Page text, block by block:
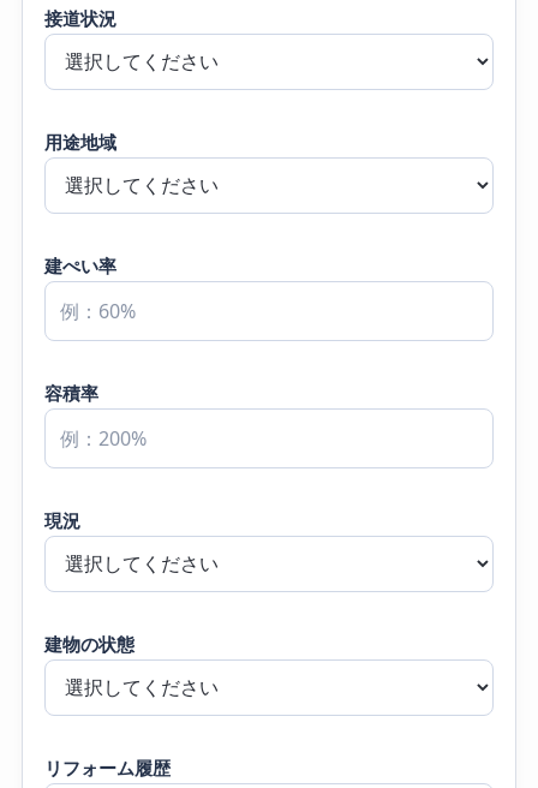
接道状況
用途地域
建ぺい率
容積率
現況
建物の状態
リフォーム履歴